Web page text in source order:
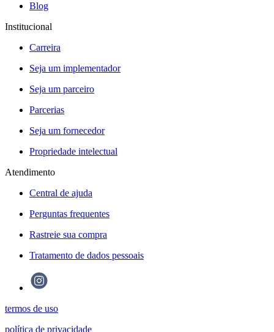
Blog
Institucional
Carreira
Seja um implementador
Seja um parceiro
Parcerias
Seja um fornecedor
Propriedade intelectual
Atendimento
Central de ajuda
Perguntas frequentes
Rastreie sua compra
Tratamento de dados pessoais
termos de uso
política de privacidade